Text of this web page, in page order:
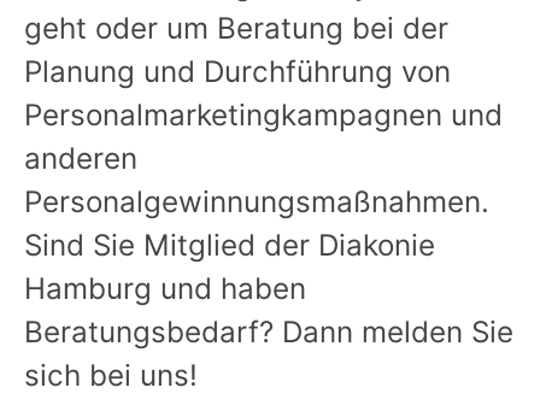
geht oder um Beratung bei der
Planung und Durchführung von
Personalmarketingkampagnen und
anderen
Personalgewinnungsmaßnahmen.
Sind Sie Mitglied der Diakonie
Hamburg und haben
Beratungsbedarf? Dann melden Sie
sich bei uns!